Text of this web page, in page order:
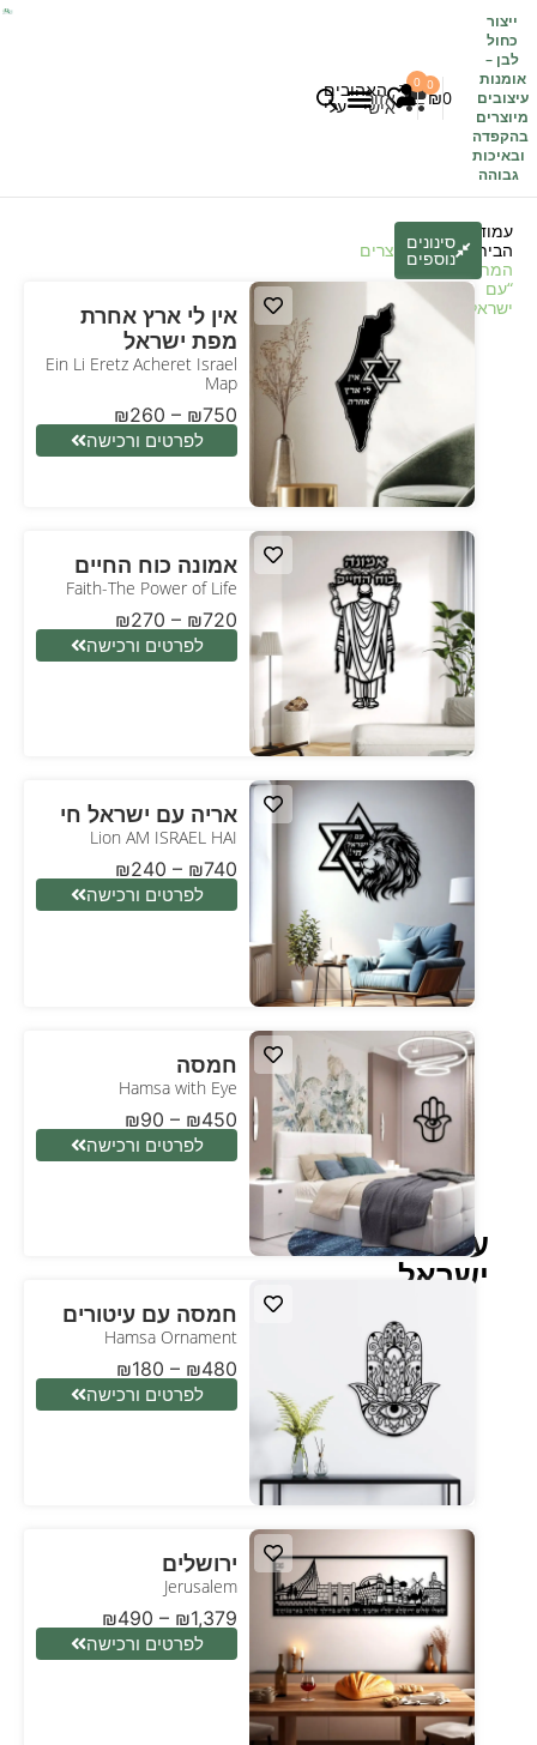
ייצור
כחול
לבן –
אומנות
עיצובים
מיוצרים
בהקפדה
ובאיכות
גבוהה
₪0
0 האהובים
עלי
0
אזור
אישי
עמוד
הבית /חנות/ מוצרים
המתויגים
“עם
ישראל”
עם
ישראל
סינונים
נוספים
אין לי ארץ אחרת
מפת ישראל
Ein Li Eretz Acheret Israel
Map
₪260 – ₪750
לפרטים ורכישה
אמונה כוח החיים
Faith-The Power of Life
₪270 – ₪720
לפרטים ורכישה
אריה עם ישראל חי
Lion AM ISRAEL HAI
₪240 – ₪740
לפרטים ורכישה
חמסה
Hamsa with Eye
₪90 – ₪450
לפרטים ורכישה
חמסה עם עיטורים
Hamsa Ornament
₪180 – ₪480
לפרטים ורכישה
ירושלים
Jerusalem
₪490 – ₪1,379
לפרטים ורכישה